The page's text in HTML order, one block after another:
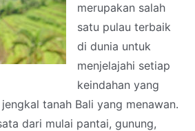
merupakan salah
satu pulau terbaik
di dunia untuk
menjelajahi setiap
keindahan yang
tanah Bali yang menawan.
dari mulai pantai, gunung,